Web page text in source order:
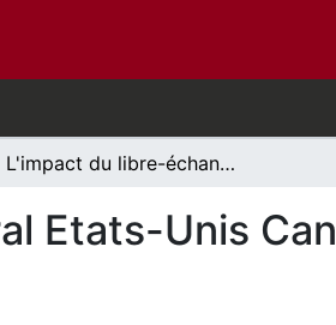
L'impact du libre-échange bilateral Etats-Unis Canada sur les politiques régionales
Etats-Unis